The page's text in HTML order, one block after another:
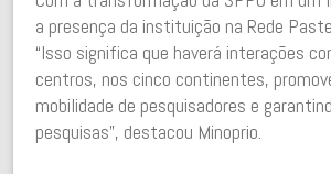
a presença da instituição na Rede
“Isso significa que haverá interações
centros, nos cinco continentes,
mobilidade de pesquisadores e
pesquisas”, destacou Minoprio.